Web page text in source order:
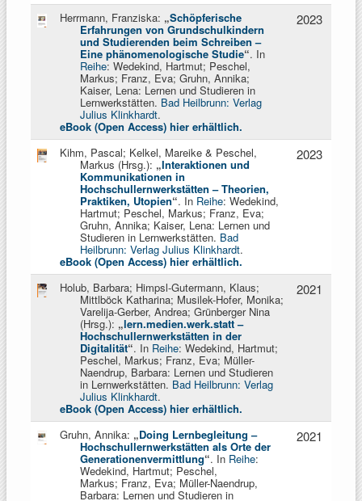
Herrmann, Franziska: „Schöpferische
Erfahrungen von Grundschulkindern
und Studierenden beim Schreiben –
Eine phänomenologische Studie“. In
Reihe: Wedekind, Hartmut; Peschel,
Markus; Franz, Eva; Gruhn, Annika;
Kaiser, Lena: Lernen und Studieren in
Lernwerkstätten. Bad Heilbrunn: Verlag
Julius Klinkhardt.
eBook (Open Access) hier erhältlich.
2023
Kihm, Pascal; Kelkel, Mareike & Peschel,
Markus (Hrsg.): „Interaktionen und
Kommunikationen in
Hochschullernwerkstätten – Theorien,
Praktiken, Utopien“. In Reihe: Wedekind,
Hartmut; Peschel, Markus; Franz, Eva;
Gruhn, Annika; Kaiser, Lena: Lernen und
Studieren in Lernwerkstätten. Bad
Heilbrunn: Verlag Julius Klinkhardt.
eBook (Open Access) hier erhältlich.
2023
Holub, Barbara; Himpsl-Gutermann, Klaus;
Mittlböck Katharina; Musilek-Hofer, Monika;
Varelija-Gerber, Andrea; Grünberger Nina
(Hrsg.): „lern.medien.werk.statt –
Hochschullernwerkstätten in der
Digitalität“. In Reihe: Wedekind, Hartmut;
Peschel, Markus; Franz, Eva; Müller-
Naendrup, Barbara: Lernen und Studieren
in Lernwerkstätten. Bad Heilbrunn: Verlag
Julius Klinkhardt.
eBook (Open Access) hier erhältlich.
2021
Gruhn, Annika: „Doing Lernbegleitung –
Hochschullernwerkstätten als Orte der
Generationenvermittlung“. In Reihe:
Wedekind, Hartmut; Peschel,
Markus; Franz, Eva; Müller-Naendrup,
Barbara: Lernen und Studieren in
2021